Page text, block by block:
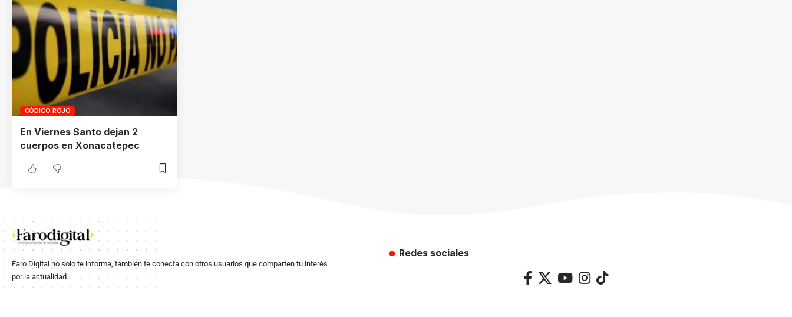
CÓDIGO ROJO
En Viernes Santo dejan 2
cuerpos en Xonacatepec
Faro Digital no solo te informa, también te conecta con otros usuarios que comparten tu interés
por la actualidad.
Redes sociales